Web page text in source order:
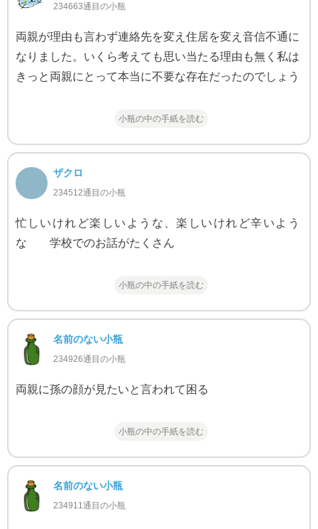
234663通目の小瓶
両親が理由も言わず連絡先を変え住居を変え音信不通に
なりました。いくら考えても思い当たる理由も無く私は
きっと両親にとって本当に不要な存在だったのでしょう
小瓶の中の手紙を読む
ザクロ
234512通目の小瓶
忙しいけれど楽しいような、楽しいけれど辛いよう
な 学校でのお話がたくさん
小瓶の中の手紙を読む
名前のない小瓶
234926通目の小瓶
両親に孫の顔が見たいと言われて困る
小瓶の中の手紙を読む
名前のない小瓶
234911通目の小瓶